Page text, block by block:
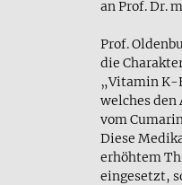
an Prof. Dr.
Prof.
die
„Vitamin K-
welches
vom
Diese
erhöhtem
eingesetzt,